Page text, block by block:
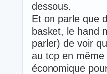
dessous.
Et on parle que
basket, le hand
parler) de voir
au top en
économique